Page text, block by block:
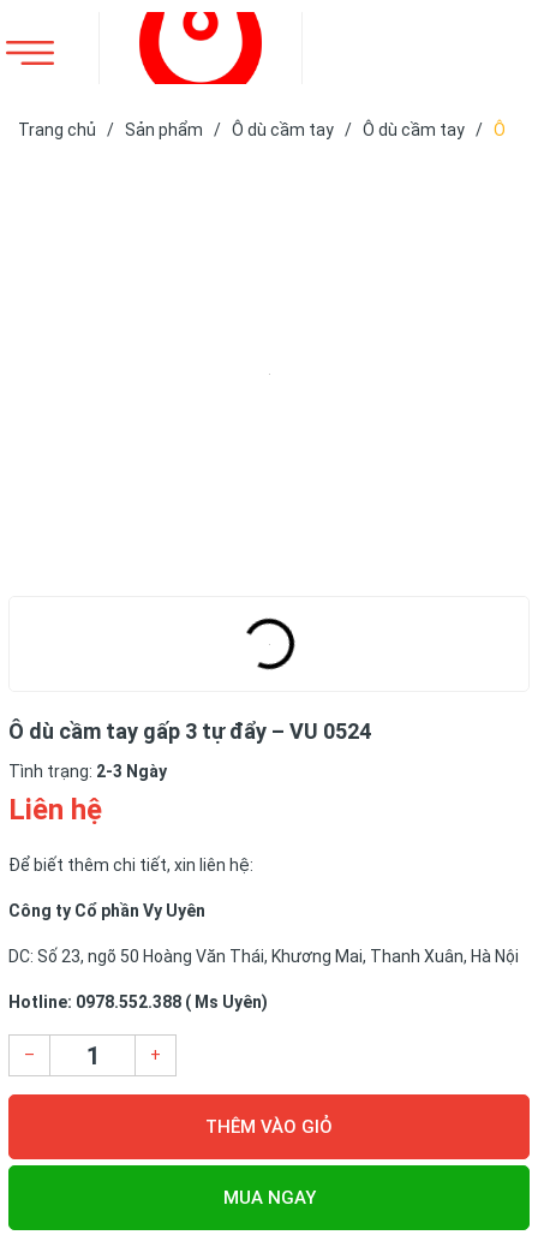
Trang chủ / Sản phẩm / Ô dù cầm tay / Ô dù cầm tay / Ô
Ô dù cầm tay gấp 3 tự đẩy – VU 0524
Tình trạng: 2-3 Ngày
Liên hệ
Để biết thêm chi tiết, xin liên hệ:
Công ty Cổ phần Vy Uyên
DC: Số 23, ngõ 50 Hoàng Văn Thái, Khương Mai, Thanh Xuân, Hà Nội
Hotline: 0978.552.388 ( Ms Uyên)
– +
THÊM VÀO GIỎ
MUA NGAY